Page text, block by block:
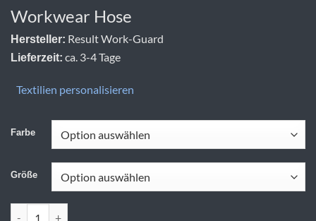
Workwear Hose
Hersteller: Result Work-Guard
Lieferzeit: ca. 3-4 Tage
Textilien personalisieren
Farbe
Größe